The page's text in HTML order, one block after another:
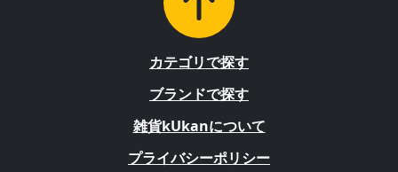
カテゴリで探す
ブランドで探す
雑貨kUkanについて
プライバシーポリシー